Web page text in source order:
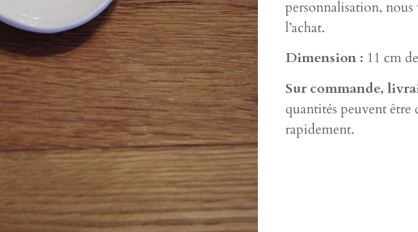
personnalisation,
l’achat.
Dimension : 11 cm
Sur commande,
quantités peuvent être
rapidement.